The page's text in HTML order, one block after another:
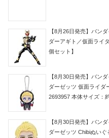
【8月26日発売】バン
ダーアギト／仮面ライ
個セット】
【8月30日発売】バン
ダーゼッツ 仮面ライダ
2693957 本体サイズ：
【8月30日発売】バン
ダーゼッツ Chibiぬい